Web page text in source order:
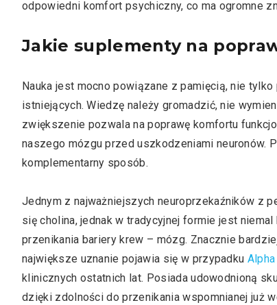
odpowiedni komfort psychiczny, co ma ogromne
Jakie suplementy na
Nauka jest mocno powiązane z pamięcią, nie
istniejących. Wiedzę należy gromadzić, nie
zwiększenie pozwala na poprawę komfortu
naszego mózgu przed uszkodzeniami neuronów.
komplementarny sposób.
Jednym z najważniejszych neuroprzekaźników z
się cholina, jednak w tradycyjnej formie jest
przenikania bariery krew – mózg. Znacznie
największe uznanie pojawia się w przypadku Alpha
klinicznych ostatnich lat. Posiada udowodnioną
dzięki zdolności do przenikania wspomnianej już